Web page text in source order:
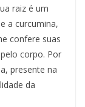
raiz é um
a curcumina,
confere suas
corpo. Por
presente na
da